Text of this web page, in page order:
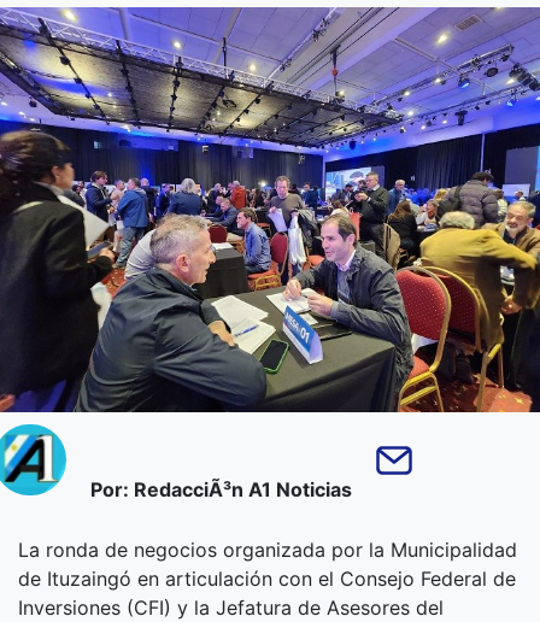
Por: RedacciÃ³n A1 Noticias
La ronda de negocios organizada por la Municipalidad
de Ituzaingó en articulación con el Consejo Federal de
Inversiones (CFI) y la Jefatura de Asesores del